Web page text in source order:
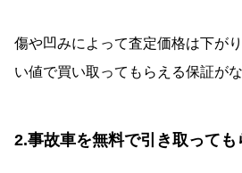
傷や凹みによって査定価格は下が
い値で買い取ってもらえる保証がな
2.事故車を無料で引き取っても